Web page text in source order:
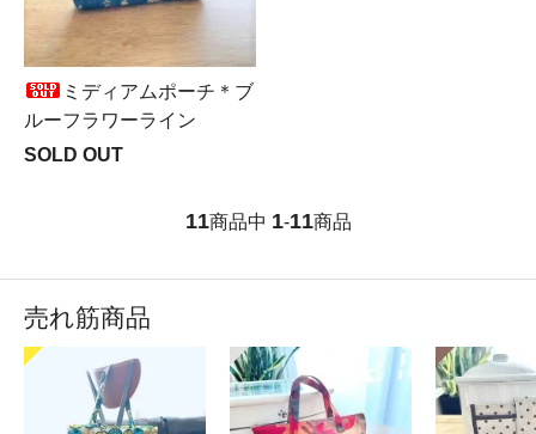
ミディアムポーチ＊ブ
ルーフラワーライン
SOLD OUT
11商品中 1-11商品
売れ筋商品